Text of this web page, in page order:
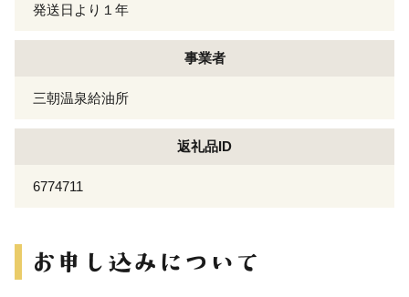
発送日より１年
事業者
三朝温泉給油所
返礼品ID
6774711